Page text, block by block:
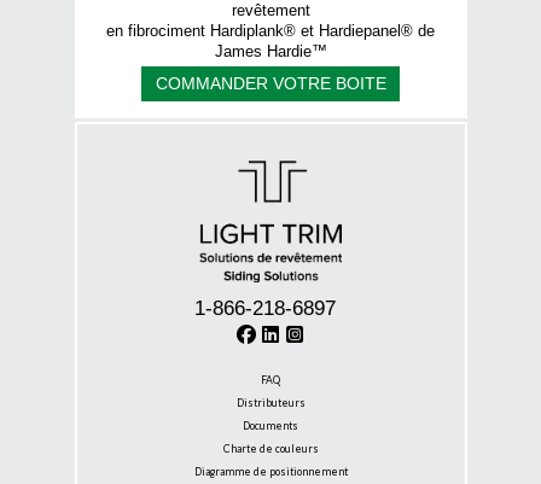
revêtement
en fibrociment Hardiplank® et Hardiepanel® de
James Hardie™
COMMANDER VOTRE BOITE
1-866-218-6897
FAQ
Distributeurs
Documents
Charte de couleurs
Diagramme de positionnement